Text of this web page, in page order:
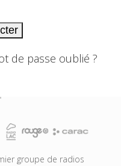
de passe oublié ?
groupe de radios